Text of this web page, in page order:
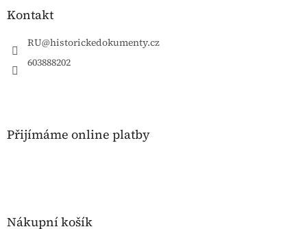
Kontakt
RU@historickedokumenty.cz
603888202
Přijímáme online platby
Nákupní košík